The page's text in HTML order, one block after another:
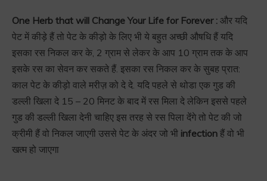
One Herb that will Change Your Life for Forever : और यदि
पेट में कीड़े हैं तो पेट के कीड़ो के लिए भी ये बहुत अच्छी औषधि हैं यदि
इसका रस निकल कर के, 2 ग्राम से लेकर के आप 10 ग्राम तक के आप
इसके रस का सेवन कर सकते हैं. इसका रस निकल कर के सुबह प्रात:
काल पेट के कीड़ो वाले मरीज़ को दे दे. यदि पहले से थोडा एक गुड की
डल्ली खिला दे 15 – 20 मिनट के बाद में रस मिला दे लेकिन इससे पहले
गुड की डल्ली खिला देनी चाहिए इस तरह से रस पिला देंगे तो पेट की जो
क्रीमी हैं वो निकल जाएगी उससे पेट के अंदर जो भी infection हैं वो भी
खत्म हो जाएगा